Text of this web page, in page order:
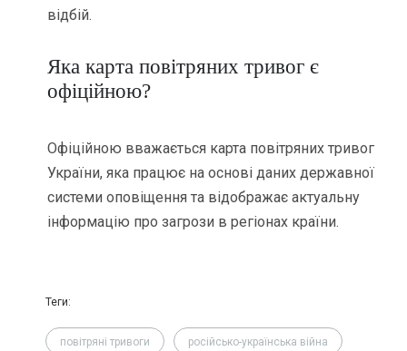
відбій.
Яка карта повітряних тривог є
офіційною?
Офіційною вважається карта повітряних тривог
України, яка працює на основі даних державної
системи оповіщення та відображає актуальну
інформацію про загрози в регіонах країни.
Теги:
повітряні тривоги російсько-українська війна